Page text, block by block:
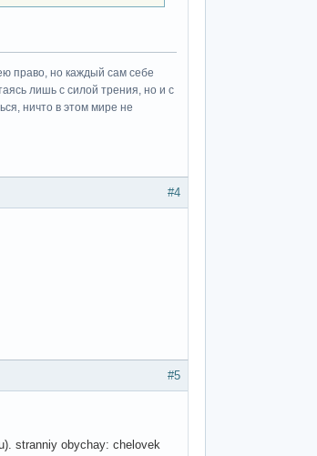
право, но каждый сам себе
лишь с силой трения, но и с
ничто в этом мире не
#4
#5
stranniy obychay: chelovek